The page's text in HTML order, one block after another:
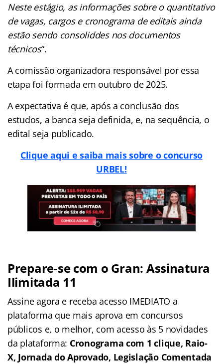
Neste estágio, as informações sobre o quantitativo
de vagas, cargos e cronograma de editais ainda
estão sendo consoliddes nos documentos
técnicos“.
A comissão organizadora responsável por essa
etapa foi formada em outubro de 2025.
A expectativa é que, após a conclusão dos
estudos, a banca seja definida, e, na sequência, o
edital seja publicado.
Clique aqui e saiba mais sobre o concurso
URBEL!
Prepare-se com o Gran: Assinatura
Ilimitada 11
Assine agora e receba acesso IMEDIATO a
plataforma que mais aprova em concursos
públicos e, o melhor, com acesso às 5 novidades
da plataforma: Cronograma com 1 clique, Raio-
X, Jornada do Aprovado, Legislação Comentada